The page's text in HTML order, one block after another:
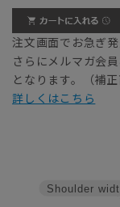
注文画面でお急ぎ
さらにメルマガ会
となります。（補
詳しくはこちら
Shoulder